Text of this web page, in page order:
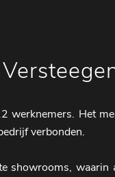
werknemers. Het
verbonden.
showrooms, waarin